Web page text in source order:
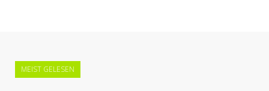
MEIST GELESEN